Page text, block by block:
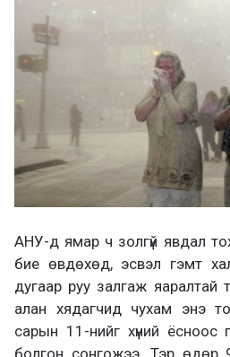
АНУ-д ямар ч золгүй явдал
бие өвдөхөд, эсвэл гэмт
дугаар руу залгаж яаралтай
алан хядагчид чухам энэ
сарын 11-нийг хүний ёсноос
болгон сонгожээ. Тэр өдөр